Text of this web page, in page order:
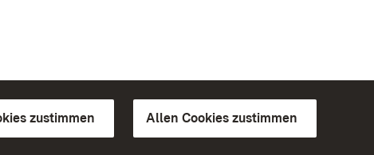
zustimmen Allen Cookies zustimmen